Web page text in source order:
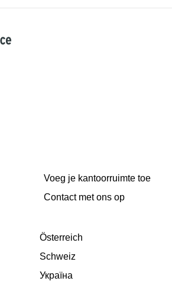
Voeg je kantoorruimte toe
Сontact met ons op
Österreich
Schweiz
Україна